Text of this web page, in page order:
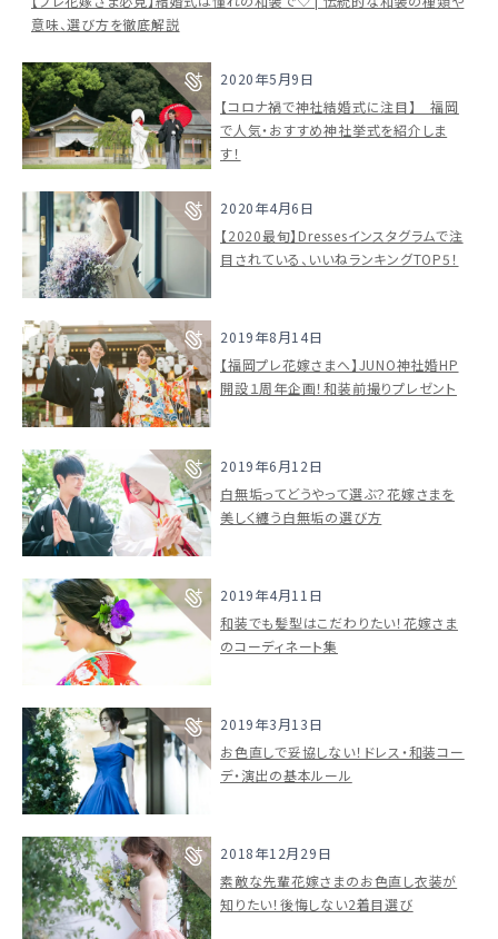
ドレスブランド
スタイル別
フォトウエディング
神社結婚式 お問い合わせ
意味、選び方を徹底解説
2020年5月9日
【コロナ禍で神社結婚式に注目】 福岡
で人気・おすすめ神社挙式を紹介しま
す！
2020年4月6日
【2020最旬】Dressesインスタグラムで注
目されている、いいねランキングTOP5！
2019年8月14日
【福岡プレ花嫁さまへ】JUNO神社婚HP
開設１周年企画！和装前撮りプレゼント
2019年6月12日
白無垢ってどうやって選ぶ？花嫁さまを
美しく纏う白無垢の選び方
2019年4月11日
和装でも髪型はこだわりたい！花嫁さま
のコーディネート集
2019年3月13日
お色直しで妥協しない！ドレス・和装コー
デ・演出の基本ルール
2018年12月29日
素敵な先輩花嫁さまのお色直し衣装が
知りたい！後悔しない2着目選び